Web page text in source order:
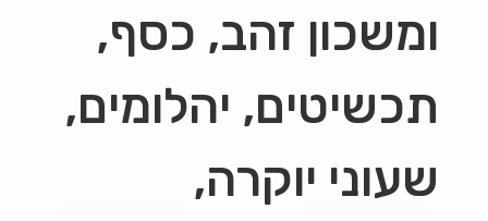
ומשכון זהב, כסף,
תכשיטים, יהלומים,
שעוני יוקרה,